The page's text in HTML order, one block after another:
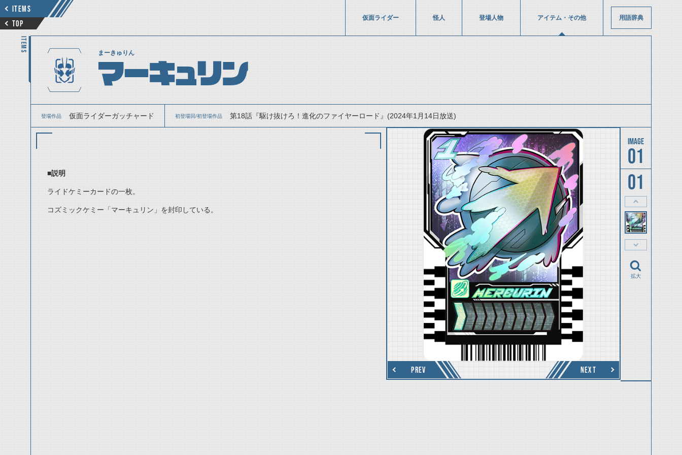
ITEMS
TOP
仮面ライダー 怪人 登場人物 アイテム・その他 用語辞典
ITEMS
まーきゅりん
マーキュリン
登場作品 仮面ライダーガッチャード 初登場回/初登場作品 第18話『駆け抜けろ！進化のファイヤーロード』(2024年1月14日放送)
■説明
ライドケミーカードの一枚。
コズミックケミー「マーキュリン」を封印している。
PREV NEXT
01
01
拡大